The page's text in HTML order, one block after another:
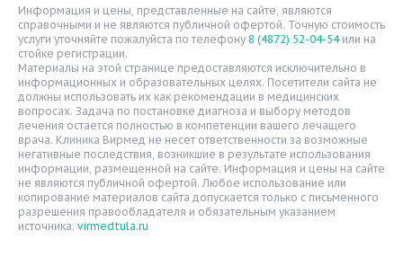
Расписание врачей
Надзорные органы
Статьи
Вопрос-ответ
Видео
Вакансии
Карта сайта
Контакты
Информация и цены, представленные на сайте, являются
справочными и не являются публичной офертой. Точную стоимость
услуги уточняйте пожалуйста по телефону 8 (4872) 52-04-54или на
стойке регистрации.
Материалы на этой странице предоставляются исключительно в
информационных и образовательных целях. Посетители сайта не
должны использовать их как рекомендации в медицинских
вопросах. Задача по постановке диагноза и выбору методов
лечения остается полностью в компетенции вашего лечащего
врача. Клиника Вирмед не несет ответственности за возможные
негативные последствия, возникшие в результате использования
информации, размещенной на сайте. Информация и цены на сайте
не являются публичной офертой. Любое использование или
копирование материалов сайта допускается только с письменного
разрешения правообладателя и обязательным указанием
источника: virmedtula.ru